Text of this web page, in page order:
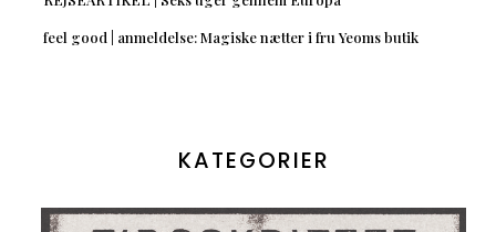
feel good | anmeldelse: Magiske nætter i fru Yeoms butik
KATEGORIER